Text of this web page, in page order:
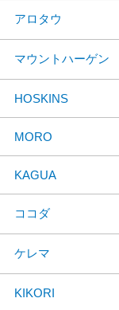
アロタウ
マウントハーゲン
HOSKINS
MORO
KAGUA
ココダ
ケレマ
KIKORI